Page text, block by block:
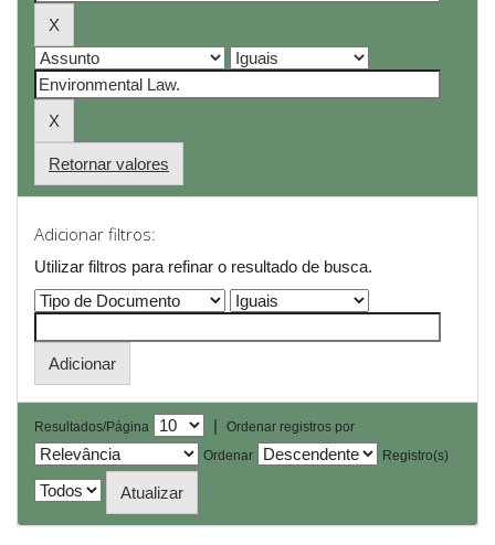
Retornar valores
Adicionar filtros:
Utilizar filtros para refinar o resultado de busca.
Resultados/Página |
Ordenar registros por
Ordenar
Registro(s)